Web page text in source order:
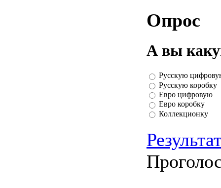
Опрос
А вы
Русскую
Русскую коробку
Евро цифровую
Евро коробку
Коллекционку